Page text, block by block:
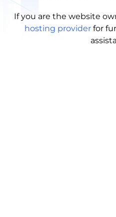
If you are the website
hosting provider for